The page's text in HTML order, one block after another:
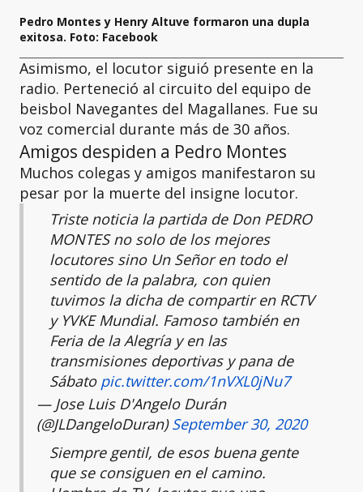
Pedro Montes y Henry Altuve formaron una dupla
exitosa. Foto: Facebook
Asimismo, el locutor siguió presente en la
radio. Perteneció al circuito del equipo de
beisbol Navegantes del Magallanes. Fue su
voz comercial durante más de 30 años.
Amigos despiden a Pedro Montes
Muchos colegas y amigos manifestaron su
pesar por la muerte del insigne locutor.
Triste noticia la partida de Don PEDRO
MONTES no solo de los mejores
locutores sino Un Señor en todo el
sentido de la palabra, con quien
tuvimos la dicha de compartir en RCTV
y YVKE Mundial. Famoso también en
Feria de la Alegría y en las
transmisiones deportivas y pana de
Sábato pic.twitter.com/1nVXL0jNu7
— Jose Luis D'Angelo Durán
(@JLDangeloDuran)September 30, 2020
Siempre gentil, de esos buena gente
que se consiguen en el camino.